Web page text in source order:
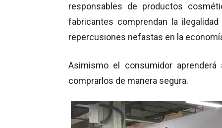
responsables de productos
fabricantes comprendan la
repercusiones nefastas en la
Asimismo el consumidor
comprarlos de manera segura.